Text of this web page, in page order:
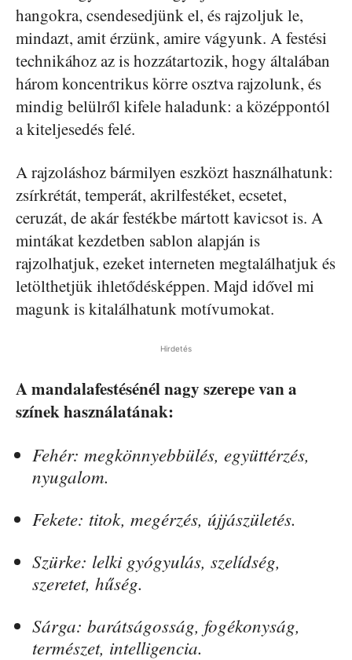
hangokra, csendesedjünk el, és rajzoljuk le,
mindazt, amit érzünk, amire vágyunk. A festési
technikához az is hozzátartozik, hogy általában
három koncentrikus körre osztva rajzolunk, és
mindig belülről kifele haladunk: a középpontól
a kiteljesedés felé.
A rajzoláshoz bármilyen eszközt használhatunk:
zsírkrétát, temperát, akrilfestéket, ecsetet,
ceruzát, de akár festékbe mártott kavicsot is. A
mintákat kezdetben sablon alapján is
rajzolhatjuk, ezeket interneten megtalálhatjuk és
letölthetjük ihletődésképpen. Majd idővel mi
magunk is kitalálhatunk motívumokat.
Hirdetés
A mandalafestésénél nagy szerepe van a
színek használatának:
Fehér: megkönnyebbülés, együttérzés,
nyugalom.
Fekete: titok, megérzés, újjászületés.
Szürke: lelki gyógyulás, szelídség,
szeretet, hűség.
Sárga: barátságosság, fogékonyság,
természet, intelligencia.